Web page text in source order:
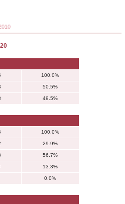
100.0%
50.5%
49.5%
100.0%
29.9%
56.7%
13.3%
0.0%